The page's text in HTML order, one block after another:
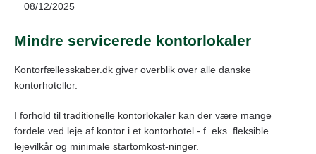
08/12/2025
Mindre servicerede kontorlokaler
Kontorfællesskaber.dk giver overblik over alle danske
kontorhoteller.
I forhold til traditionelle kontorlokaler kan der være mange
fordele ved leje af kontor i et kontorhotel - f. eks. fleksible
lejevilkår og minimale startomkost-ninger.